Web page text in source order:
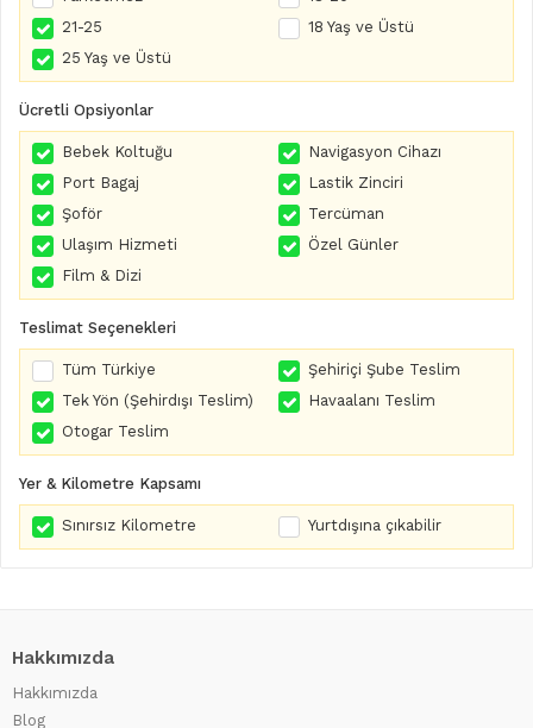
21-25
18 Yaş ve Üstü
25 Yaş ve Üstü
Ücretli Opsiyonlar
Bebek Koltuğu
Navigasyon Cihazı
Port Bagaj
Lastik Zinciri
Şoför
Tercüman
Ulaşım Hizmeti
Özel Günler
Film & Dizi
Teslimat Seçenekleri
Tüm Türkiye
Şehiriçi Şube Teslim
Tek Yön (Şehirdışı Teslim)
Havaalanı Teslim
Otogar Teslim
Yer & Kilometre Kapsamı
Sınırsız Kilometre Yurtdışına çıkabilir
Hakkımızda
Hakkımızda
Blog